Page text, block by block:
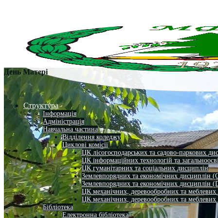
Структура
Інформація
Адміністрація
Навчальна частина
Відділення коледжу
Циклові комісії
ЦК лісогосподарських та садово-паркових
ЦК інформаційних технологій та
ЦК гуманітарних та соціальних дисциплін
Землевпорядних та економічних дисциплін
Землевпорядних та економічних дисциплін
ЦК механічних, деревообробних та
ЦК механічних, деревообробних та
Бібліотека
Електронна бібліотека
День Матері